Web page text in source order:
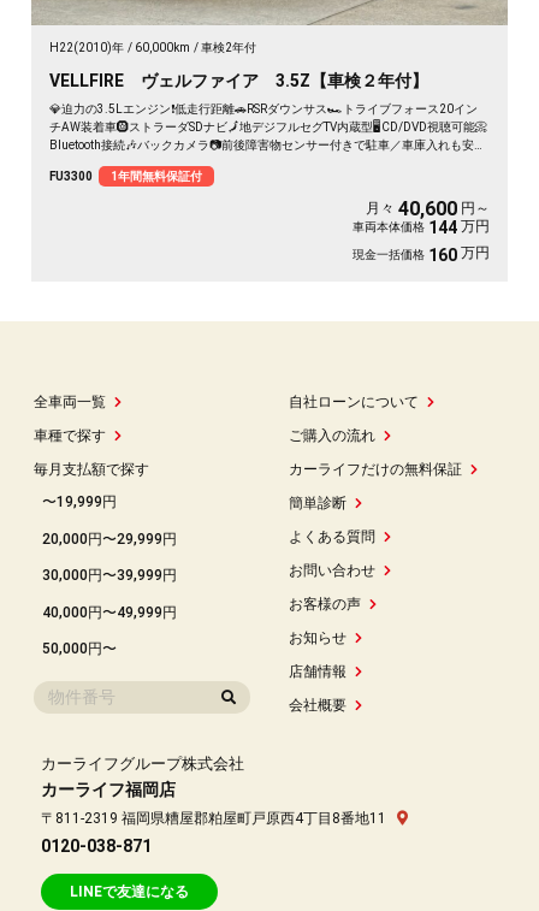
H22(2010)年 60,000km 車検2年付
VELLFIRE ヴェルファイア 3.5Z【車検２年付】
💎迫力の3.5Lエンジン❗低走行距離🚗RSRダウンサス🏎️トライブフォース20イン
チAW装着車🛞ストラーダSDナビ🗾地デジフルセグTV内蔵型🖥️CD/DVD視聴可能📀
Bluetooth接続🎶バックカメラ📷前後障害物センサー付きで駐車／車庫入れも安心
FU3300
1年間無料保証付
月々 40,600 円～
車両本体価格 144 万円
現金一括価格 160 万円
全車両一覧
車種で探す
毎月支払額で探す
〜19,999円
20,000円〜29,999円
30,000円〜39,999円
40,000円〜49,999円
50,000円〜
自社ローンについて
ご購入の流れ
カーライフだけの無料保証
簡単診断
よくある質問
お問い合わせ
お客様の声
お知らせ
店舗情報
会社概要
カーライフグループ株式会社
カーライフ福岡店
〒811-2319 福岡県糟屋郡粕屋町戸原西4丁目8番地11
0120-038-871
LINEで友達になる